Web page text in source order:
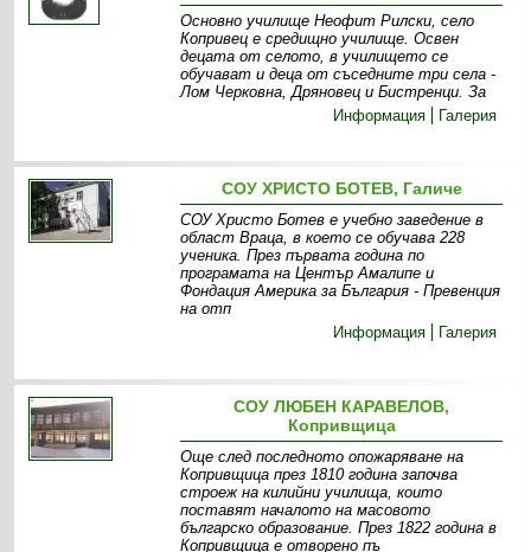
Основно училище Неофит Рилски, село
Копривец е средищно училище. Освен
децата от селото, в училището се
обучават и деца от съседните три села -
Лом Черковна, Дряновец и Бистренци. За
Информация
Галерия
СОУ ХРИСТО БОТЕВ, Галиче
СОУ Христо Ботев е учебно заведение в
област Враца, в което се обучава 228
ученика. През първата година по
програмата на Център Амалипе и
Фондация Америка за България - Превенция
на отп
Информация
Галерия
СОУ ЛЮБЕН КАРАВЕЛОВ,
Копривщица
Още след последното опожаряване на
Копривщица през 1810 година започва
строеж на килийни училища, които
поставят началото на масовото
българско образование. През 1822 година в
Копривщица е отворено пъ